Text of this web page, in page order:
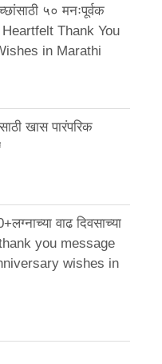
५० मनःपूर्वक
Heartfelt Thank You
in Marathi
खास पारंपरिक
वाढ दिवसाच्या
thank you message
wishes in